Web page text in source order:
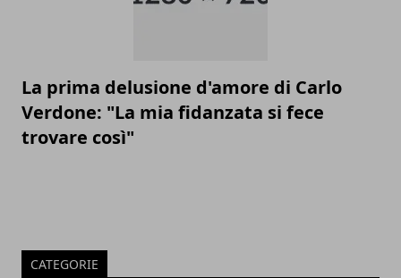
La prima delusione d'amore di Carlo
Verdone: "La mia fidanzata si fece
trovare così"
CATEGORIE